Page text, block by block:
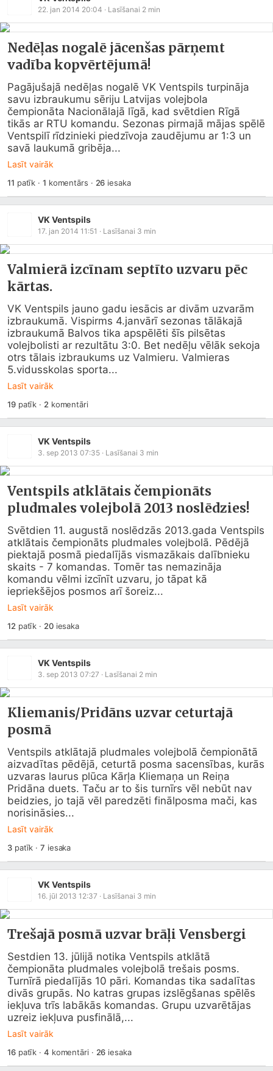
22. jan 2014 20:04 · Lasīšanai 2 min
Nedēļas nogalē jācenšas pārņemt
vadība kopvērtējumā!
Pagājušajā nedēļas nogalē VK Ventspils turpināja
savu izbraukumu sēriju Latvijas volejbola
čempionāta Nacionālajā līgā, kad svētdien Rīgā
tikās ar RTU komandu. Sezonas pirmajā mājas spēlē
Ventspilī rīdzinieki piedzīvoja zaudējumu ar 1:3 un
savā laukumā gribēja...
Lasīt vairāk
11 patīk · 1 komentārs · 26 iesaka
VK Ventspils
17. jan 2014 11:51 · Lasīšanai 3 min
Valmierā izcīnam septīto uzvaru pēc
kārtas.
VK Ventspils jauno gadu iesācis ar divām uzvarām
izbraukumā. Vispirms 4.janvārī sezonas tālākajā
izbraukumā Balvos tika apspēlēti šīs pilsētas
volejbolisti ar rezultātu 3:0. Bet nedēļu vēlāk sekoja
otrs tālais izbraukums uz Valmieru. Valmieras
5.vidusskolas sporta...
Lasīt vairāk
19patīk · 2 komentāri
VK Ventspils
3. sep 2013 07:35 · Lasīšanai 3 min
Ventspils atklātais čempionāts
pludmales volejbolā 2013 noslēdzies!
Svētdien 11. augustā noslēdzās 2013.gada Ventspils
atklātais čempionāts pludmales volejbolā. Pēdējā
piektajā posmā piedalījās vismazākais dalībnieku
skaits - 7 komandas. Tomēr tas nemazināja
komandu vēlmi izcīnīt uzvaru, jo tāpat kā
iepriekšējos posmos arī šoreiz...
Lasīt vairāk
12 patīk · 20iesaka
VK Ventspils
3. sep 2013 07:27 · Lasīšanai 2 min
Kliemanis/Pridāns uzvar ceturtajā
posmā
Ventspils atklātajā pludmales volejbolā čempionātā
aizvadītas pēdējā, ceturtā posma sacensības, kurās
uzvaras laurus plūca Kārļa Kliemaņa un Reiņa
Pridāna duets. Taču ar to šis turnīrs vēl nebūt nav
beidzies, jo tajā vēl paredzēti finālposma mači, kas
norisināsies...
Lasīt vairāk
3patīk ·7 iesaka
VK Ventspils
16. jūl 2013 12:37 · Lasīšanai 3 min
Trešajā posmā uzvar brāļi Vensbergi
Sestdien 13. jūlijā notika Ventspils atklātā
čempionāta pludmales volejbolā trešais posms.
Turnīrā piedalījās 10 pāri. Komandas tika sadalītas
divās grupās. No katras grupas izslēgšanas spēlēs
iekļuva trīs labākās komandas. Grupu uzvarētājas
uzreiz iekļuva pusfinālā,...
Lasīt vairāk
16patīk · 4 komentāri · 26 iesaka